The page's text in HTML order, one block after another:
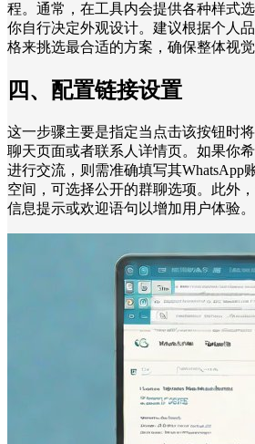
程。通常，在工具内会提供各种样式
你自行决定外观设计。建议根据个人
格来挑选最合适的方案，确保整体视觉
四、配置链接设置
这一步骤主要是指定当点击该按钮时
聊天页面或者联系人详情页。如果你
进行交流，则需准确填写其WhatsApp
空间，可选择公开的群聊选项。此外
信息提示或欢迎语句以增加用户体验。